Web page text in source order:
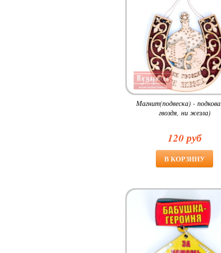
Магнит(подвеска) -
гвоздя, ни жезла)
120 руб